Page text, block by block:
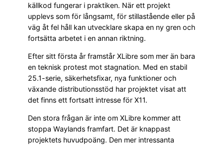
källkod fungerar i praktiken. När ett projekt
upplevs som för långsamt, för stillastående eller på
väg åt fel håll kan utvecklare skapa en ny gren och
fortsätta arbetet i en annan riktning.
Efter sitt första år framstår XLibre som mer än bara
en teknisk protest mot stagnation. Med en stabil
25.1-serie, säkerhetsfixar, nya funktioner och
växande distributionsstöd har projektet visat att
det finns ett fortsatt intresse för X11.
Den stora frågan är inte om XLibre kommer att
stoppa Waylands framfart. Det är knappast
projektets huvudpoäng. Den mer intressanta